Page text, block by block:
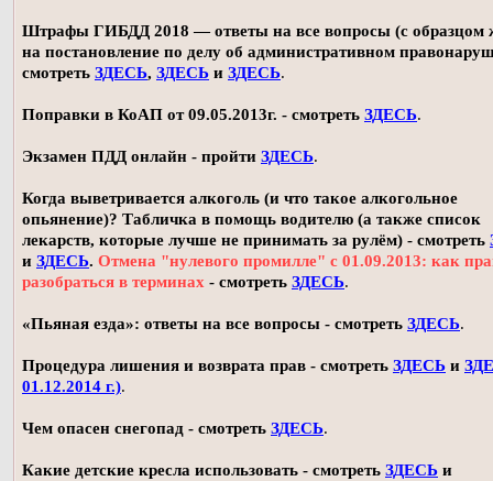
Штрафы ГИБДД 2018 — ответы на все вопросы (с образцом
на постановление по делу об административном
смотреть ЗДЕСЬ, ЗДЕСЬ и ЗДЕСЬ.
Поправки в КоАП от 09.05.2013г. - смотреть ЗДЕСЬ.
Экзамен ПДД онлайн - пройти ЗДЕСЬ.
Когда выветривается алкоголь (и что такое алкогольное
опьянение)? Табличка в помощь водителю (а также список
лекарств, которые лучше не принимать за рулём) - смотреть
и ЗДЕСЬ. Отмена "нулевого промилле" с 01.09.2013: как
разобраться в терминах - смотреть ЗДЕСЬ.
«Пьяная езда»: ответы на все вопросы - смотреть ЗДЕСЬ.
Процедура лишения и возврата прав - смотреть ЗДЕСЬ и
01.12.2014 г.).
Чем опасен снегопад - смотреть ЗДЕСЬ.
Какие детские кресла использовать - смотреть ЗДЕСЬ и